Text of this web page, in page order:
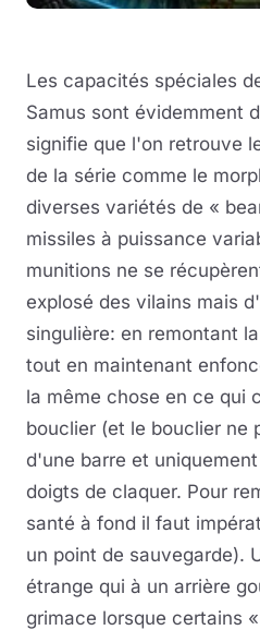
Les capacités spéciales
Samus sont évidemment
signifie que l'on retrouve
de la série comme le
diverses variétés de «
missiles à puissance
munitions ne se
explosé des vilains mais
singulière: en remontant
tout en maintenant
la même chose en ce qui
bouclier (et le bouclier ne
d'une barre et
doigts de claquer. Pour
santé à fond il faut
un point de sauvegarde).
étrange qui à un arrière
grimace lorsque certains